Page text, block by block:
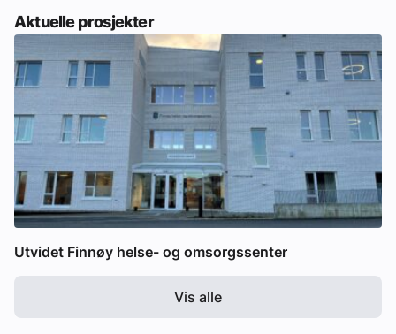
Aktuelle prosjekter
Utvidet Finnøy helse- og omsorgssenter
Vis alle